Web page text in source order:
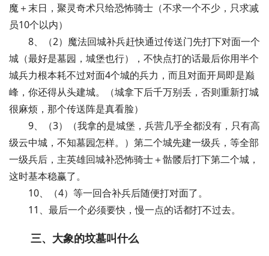
魔＋末日，聚灵奇术只给恐怖骑士（不求一个不少，只求减
员10个以内）
8、（2）魔法回城补兵赶快通过传送门先打下对面一个
城（最好是墓园，城堡也行），不快点打的话最后你用半个
城兵力根本耗不过对面4个城的兵力，而且对面开局即是巅
峰，你还得从头建城。（城拿下后千万别丢，否则重新打城
很麻烦，那个传送阵是真看脸）
9、（3）（我拿的是城堡，兵营几乎全都没有，只有高
级云中城，不知墓园怎样。）第二个城先建一级兵，等全部
一级兵后，主英雄回城补恐怖骑士＋骷髅后打下第二个城，
这时基本稳赢了。
10、（4）等一回合补兵后随便打对面了。
11、最后一个必须要快，慢一点的话都打不过去。
三、大象的坟墓叫什么